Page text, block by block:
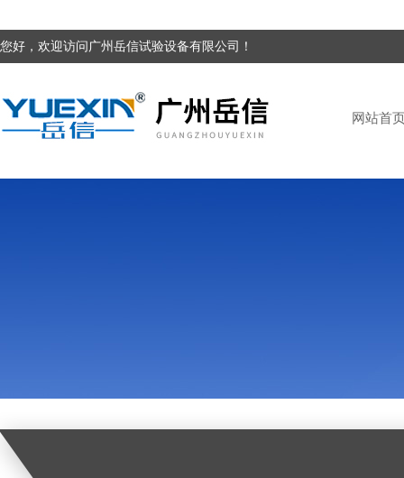
您好，欢迎访问广州岳信试验设备有限公司！
网站首